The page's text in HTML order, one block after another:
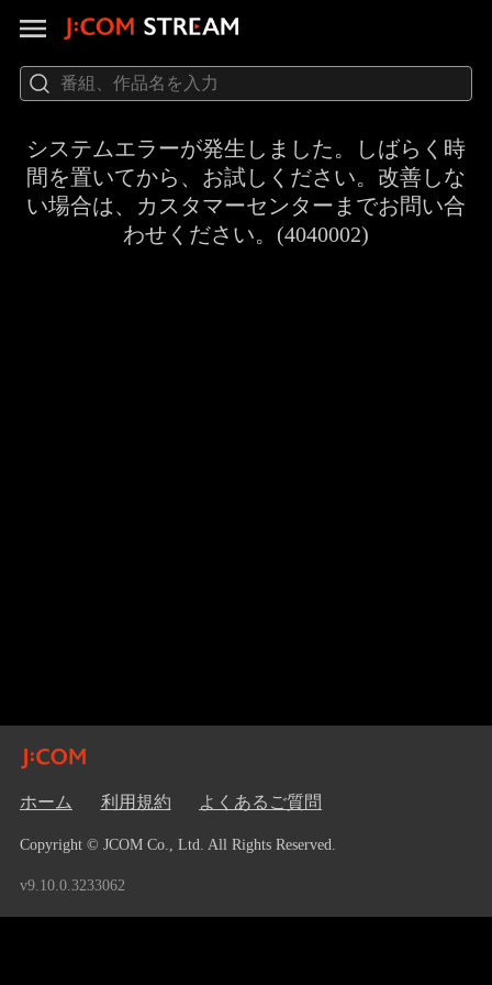
システムエラーが発生しました。しばらく時
間を置いてから、お試しください。改善しな
い場合は、カスタマーセンターまでお問い合
わせください。(4040002)
ホーム 利用規約 よくあるご質問
Copyright © JCOM Co., Ltd. All Rights Reserved.
v9.10.0.3233062